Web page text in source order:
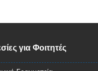
για Φοιτητές